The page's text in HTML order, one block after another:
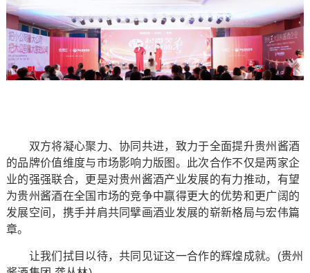
双方将凝心聚力、协同共进，致力于全面提升贵州酱酒
的品牌价值维度与市场影响力版图。此次合作不仅是两家企
业的强强联合，更是对贵州酱酒产业发展的有力推动，有望
为贵州酱酒在全国市场的竞争中赢得更大的优势和更广阔的
发展空间，携手并肩共同擘画酒业发展的崭新格局与宏伟篇
章。
让我们拭目以待，共同见证这一合作的辉煌成就。(贵州